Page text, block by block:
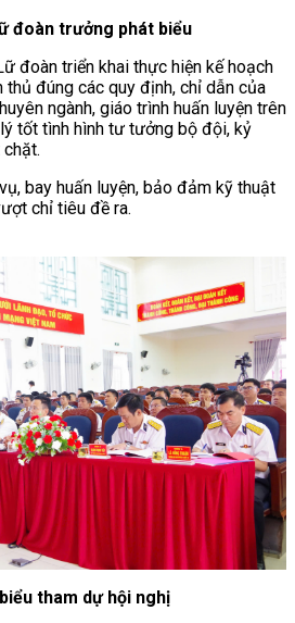
đoàn trưởng phát biểu
đoàn triển khai thực hiện kế hoạch
thủ đúng các quy định, chỉ dẫn của
ngành, giáo trình huấn luyện trên
tốt tình hình tư tưởng bộ đội, kỷ
bay huấn luyện, bảo đảm kỹ thuật
chỉ tiêu đề ra.
tham dự hội nghị